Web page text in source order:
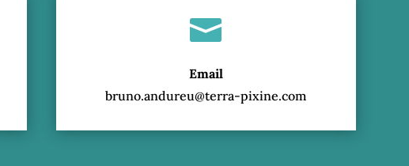

Email
bruno.andureu@terra-pixine.com